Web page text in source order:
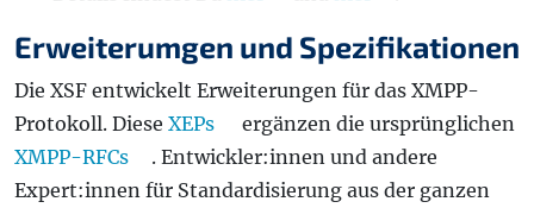
Erweiterumgen und Spezifikationen
Die XSF entwickelt Erweiterungen für das XMPP-
Protokoll. Diese XEPs
ergänzen die ursprünglichen
XMPP-RFCs
. Entwickler:innen und andere
Expert:innen für Standardisierung aus der ganzen